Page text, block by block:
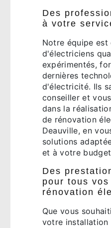
Des
à votre
Notre équipe est
d'électriciens
expérimentés,
dernières
d'électricité. Ils
conseiller et
dans la
de rénovation
Deauville, en
solutions
et à votre
Des
pour tous
rénovation
Que vous
votre installation